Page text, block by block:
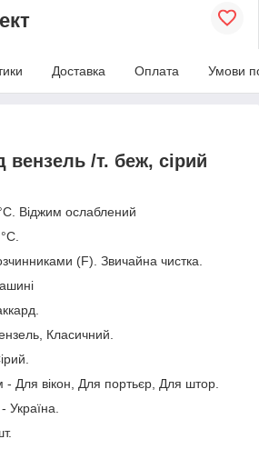
Доставка Оплата Умови
/т. беж, сірий
Класичний.
- Для вікон, Для портьєр, Для штор.
Україна.